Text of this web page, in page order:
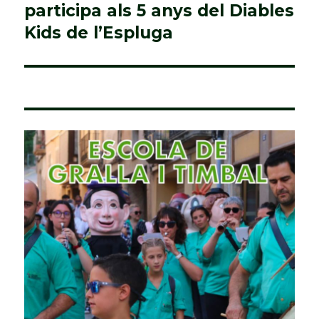
següent:
participa als 5 anys del Diables
Kids de l’Espluga